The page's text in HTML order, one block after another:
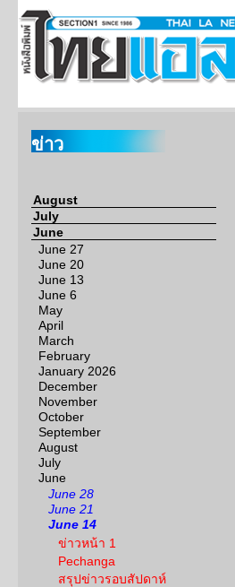
ข่าว
August
July
June
June 27
June 20
June 13
June 6
May
April
March
February
January 2026
December
November
October
September
August
July
June
June 28
June 21
June 14
ข่าวหน้า 1
Pechanga
สรุปข่าวรอบสัปดาห์